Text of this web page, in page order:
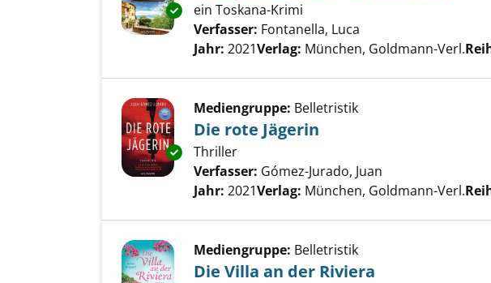
Exemplar-Details von Trattoria Mortale - die tote
ein Toskana-Krimi
Verfasser: Fontanella, Luca
Jahr: 2021Verlag: München, Goldmann-Verl.
Exemplar-Details von Die rote Jägerin anzeigen
Mediengruppe: Belletristik
Die rote Jägerin
Thriller
Verfasser: Gómez-Jurado, Juan
Jahr: 2021Verlag: München, Goldmann-Verl.
Mediengruppe: Belletristik
Die Villa an der Riviera